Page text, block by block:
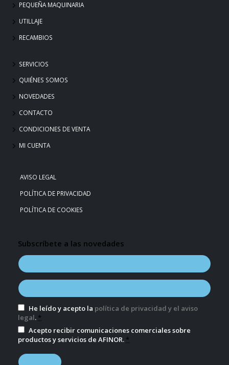
PEQUEÑA MAQUINARIA
UTILLAJE
RECAMBIOS
SERVICIOS
QUIÉNES SOMOS
NOVEDADES
CONTACTO
CONDICIONES DE VENTA
MI CUENTA
AVISO LEGAL
POLÍTICA DE PRIVACIDAD
POLÍTICA DE COOKIES
Subscríbete a las novedades
He leído y acepto la política de privacidad y el aviso
legal. *
Acepto recibir comunicaciones comerciales sobre
productos y servicios de AFINOR. *